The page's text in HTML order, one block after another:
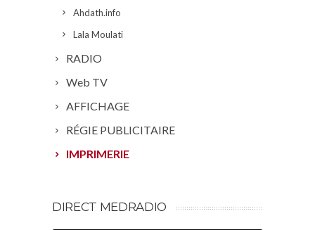
Ahdath.info
Lala Moulati
RADIO
Web TV
AFFICHAGE
RÉGIE PUBLICITAIRE
IMPRIMERIE
DIRECT MEDRADIO